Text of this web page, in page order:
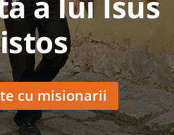
cu misionarii